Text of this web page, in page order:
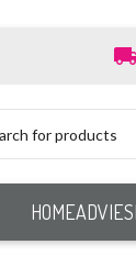
HOMEADVIES